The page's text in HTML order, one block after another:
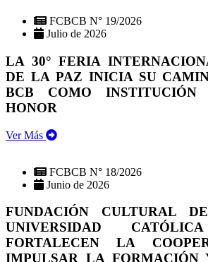
FCBCB N° 19/2026
Julio de 2026
LA 30° FERIA
DE LA PAZ INICIA SU
BCB COMO INSTITUCIÓN
HONOR
Ver Más
FCBCB N° 18/2026
Junio de 2026
FUNDACIÓN CULTURAL
UNIVERSIDAD
FORTALECEN LA
IMPULSAR LA FORMACIÓN